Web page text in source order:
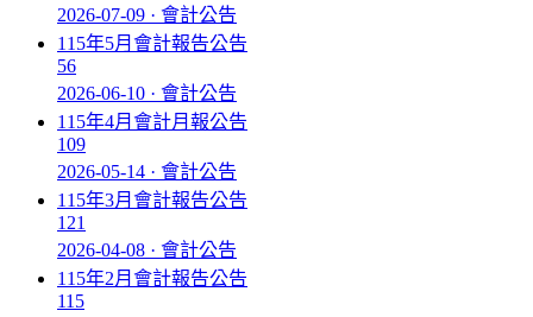
2026-07-09 · 會計公告
115年5月會計報告公告
56
2026-06-10 · 會計公告
115年4月會計月報公告
109
2026-05-14 · 會計公告
115年3月會計報告公告
121
2026-04-08 · 會計公告
115年2月會計報告公告
115